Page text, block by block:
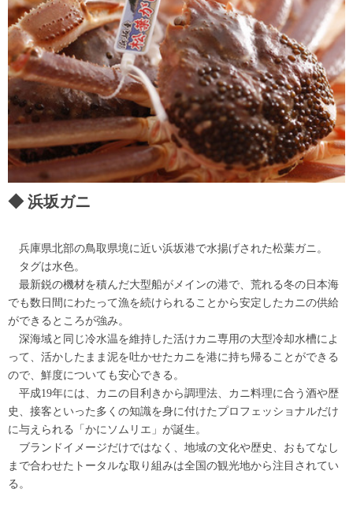
浜坂ガニ
兵庫県北部の鳥取県境に近い浜坂港で水揚げされた松葉ガニ。
タグは水色。
最新鋭の機材を積んだ大型船がメインの港で、荒れる冬の日本海
でも数日間にわたって漁を続けられることから安定したカニの供給
ができるところが強み。
深海域と同じ冷水温を維持した活けカニ専用の大型冷却水槽によ
って、活かしたまま泥を吐かせたカニを港に持ち帰ることができる
ので、鮮度についても安心できる。
平成19年には、カニの目利きから調理法、カニ料理に合う酒や歴
史、接客といった多くの知識を身に付けたプロフェッショナルだけ
に与えられる「かにソムリエ」が誕生。
ブランドイメージだけではなく、地域の文化や歴史、おもてなし
まで合わせたトータルな取り組みは全国の観光地から注目されてい
る。